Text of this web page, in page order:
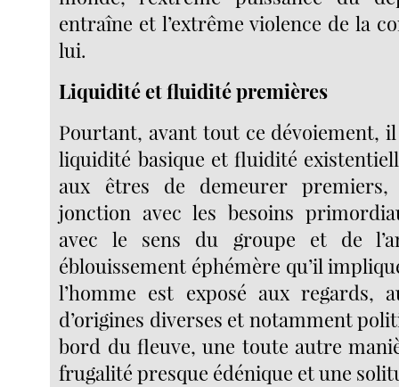
entraîne et l’extrême violence de la
lui.
Liquidité et fluidité premières
Pourtant, avant tout ce dévoiement,
liquidité basique et fluidité
aux êtres de demeurer premiers,
jonction avec les besoins
avec le sens du groupe et de
éblouissement éphémère qu’il
l’homme est exposé aux regards,
d’origines diverses et notamment
bord du fleuve, une toute autre
frugalité presque édénique et une